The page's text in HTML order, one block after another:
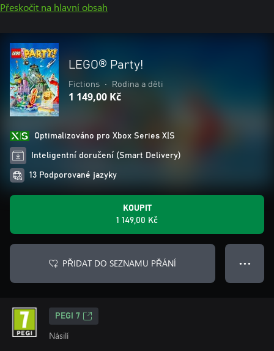
Přeskočit na hlavní obsah
LEGO® Party!
Fictions • Rodina a děti
1 149,00 Kč
Optimalizováno pro Xbox Series X|S
Inteligentní doručení (Smart Delivery)
13 Podporované jazyky
KOUPIT
1 149,00 Kč
PŘIDAT DO SEZNAMU PŘÁNÍ ● ● ●
PEGI 7
Násilí